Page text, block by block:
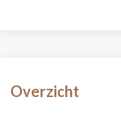
Overzicht